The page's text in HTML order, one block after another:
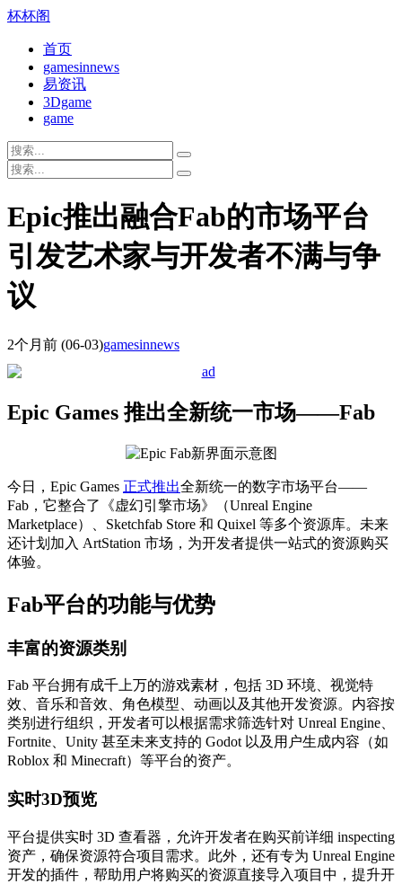
杯杯阁
首页
gamesinnews
易资讯
3Dgame
game
Epic推出融合Fab的市场平台
引发艺术家与开发者不满与争
议
2个月前 (06-03)gamesinnews
Epic Games 推出全新统一市场——Fab
今日，Epic Games 正式推出全新统一的数字市场平台——
Fab，它整合了《虚幻引擎市场》（Unreal Engine
Marketplace）、Sketchfab Store 和 Quixel 等多个资源库。未来
还计划加入 ArtStation 市场，为开发者提供一站式的资源购买
体验。
Fab平台的功能与优势
丰富的资源类别
Fab 平台拥有成千上万的游戏素材，包括 3D 环境、视觉特
效、音乐和音效、角色模型、动画以及其他开发资源。内容按
类别进行组织，开发者可以根据需求筛选针对 Unreal Engine、
Fortnite、Unity 甚至未来支持的 Godot 以及用户生成内容（如
Roblox 和 Minecraft）等平台的资产。
实时3D预览
平台提供实时 3D 查看器，允许开发者在购买前详细 inspecting
资产，确保资源符合项目需求。此外，还有专为 Unreal Engine
开发的插件，帮助用户将购买的资源直接导入项目中，提升开